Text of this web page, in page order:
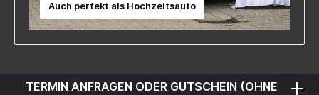
Auch perfekt als Hochzeitsauto
TERMIN ANFRAGEN ODER GUTSCHEIN (OHNE